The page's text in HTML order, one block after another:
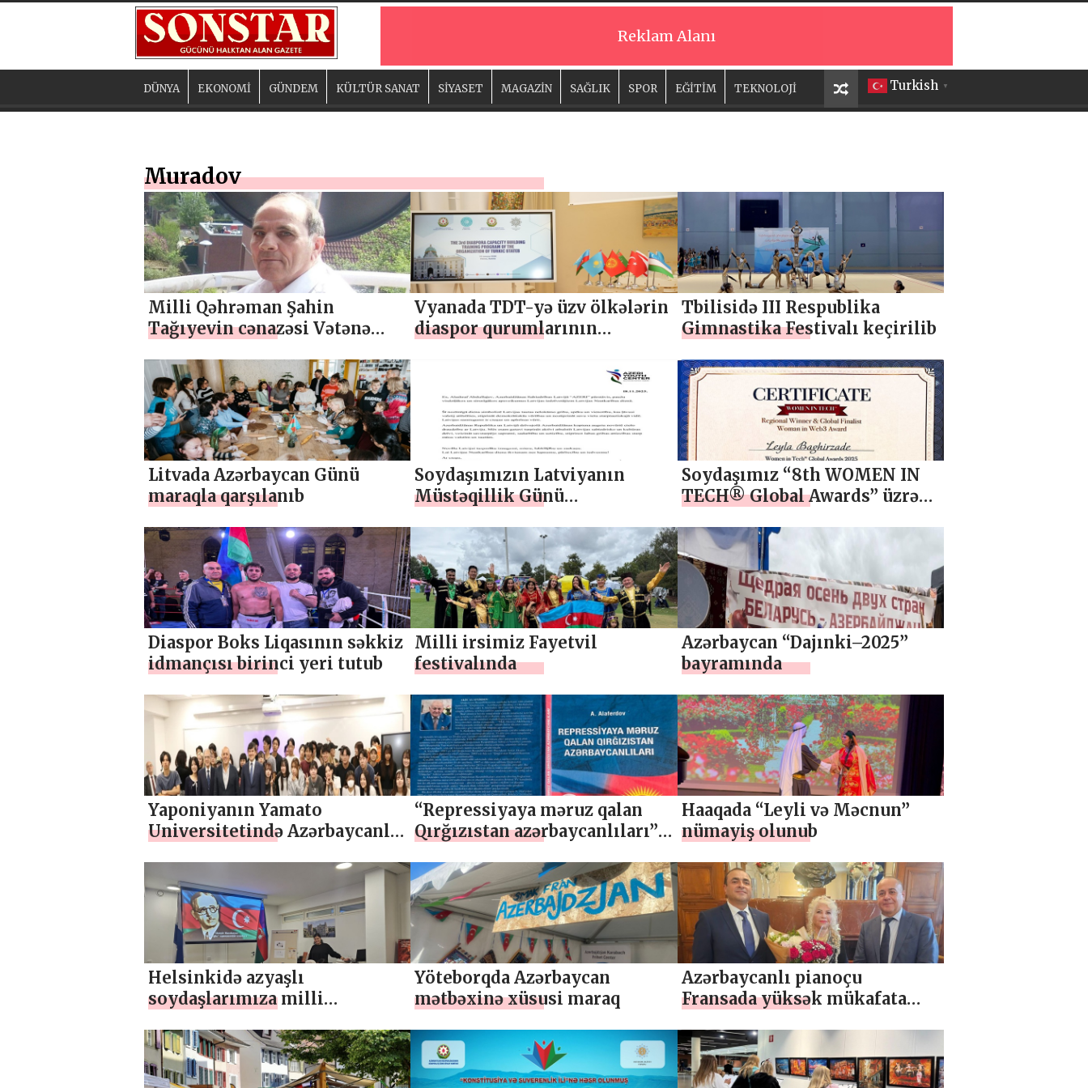
Reklam Alanı
Turkish ▼
DÜNYA EKONOMİ GÜNDEM KÜLTÜR SANAT SİYASET MAGAZİN SAĞLIK SPOR EĞİTİM TEKNOLOJİ
Muradov
Milli Qəhrəman Şahin
Tağıyevin cənazəsi Vətənə
Vyanada TDT-yə üzv ölkələrin
diaspor qurumlarının
Tbilisidə III Respublika
Gimnastika Festivalı keçirilib
Litvada Azərbaycan Günü
maraqla qarşılanıb
Soydaşımızın Latviyanın
Müstəqillik Günü
Soydaşımız “8th WOMEN IN
TECH® Global Awards” üzrə
Diaspor Boks Liqasının səkkiz
idmançısı birinci yeri tutub
Milli irsimiz Fayetvil
festivalında
Azərbaycan “Dajınki–2025”
bayramında
Yaponiyanın Yamato
Universitetində Azərbaycanla
“Repressiyaya məruz qalan
Qırğızıstan azərbaycanlıları”
Haaqada “Leyli və Məcnun”
nümayiş olunub
Helsinkidə azyaşlı
soydaşlarımıza milli
keçirilib
Yöteborqda Azərbaycan
mətbəxinə xüsusi maraq
Azərbaycanlı pianoçu
Fransada yüksək mükafata